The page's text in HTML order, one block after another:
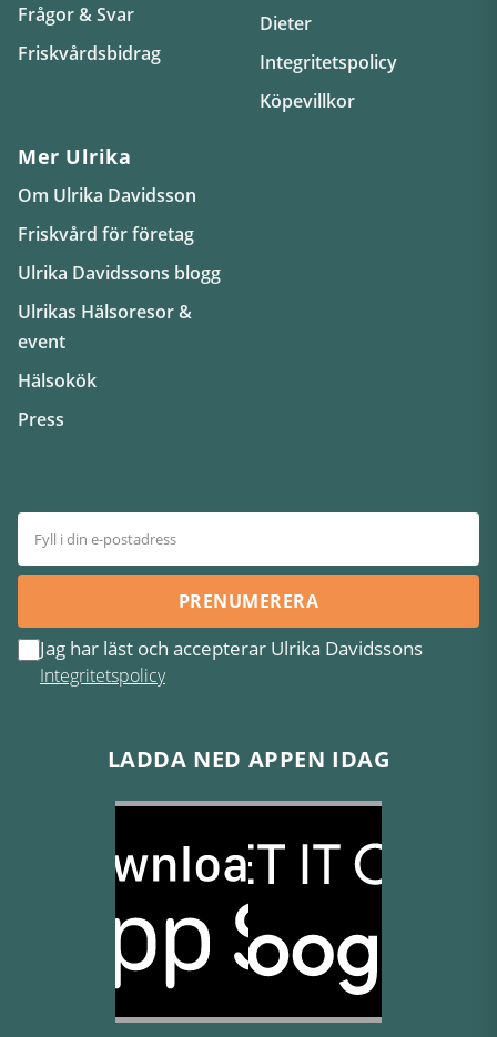
Frågor & Svar
Friskvårdsbidrag
Dieter
Integritetspolicy
Köpevillkor
Mer Ulrika
Om Ulrika Davidsson
Friskvård för företag
Ulrika Davidssons blogg
Ulrikas Hälsoresor &
event
Hälsokök
Press
PRENUMERERA
Jag har läst och accepterar Ulrika Davidssons
Integritetspolicy
LADDA NED APPEN IDAG